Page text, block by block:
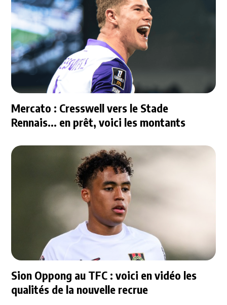
Mercato : Cresswell vers le Stade
Rennais... en prêt, voici les montants
Sion Oppong au TFC : voici en vidéo les
qualités de la nouvelle recrue